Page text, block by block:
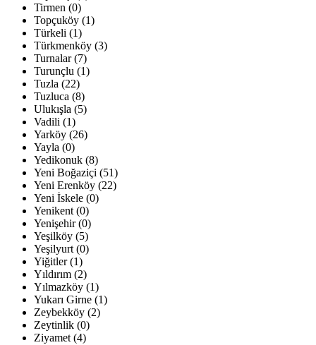
Tirmen (0)
Topçuköy (1)
Türkeli (1)
Türkmenköy (3)
Turnalar (7)
Turunçlu (1)
Tuzla (22)
Tuzluca (8)
Ulukışla (5)
Vadili (1)
Yarköy (26)
Yayla (0)
Yedikonuk (8)
Yeni Boğaziçi (51)
Yeni Erenköy (22)
Yeni İskele (0)
Yenikent (0)
Yenişehir (0)
Yeşilköy (5)
Yeşilyurt (0)
Yiğitler (1)
Yıldırım (2)
Yılmazköy (1)
Yukarı Girne (1)
Zeybekköy (2)
Zeytinlik (0)
Ziyamet (4)